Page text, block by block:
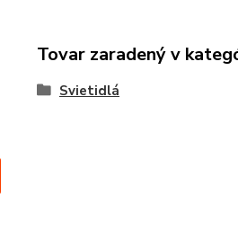
Tovar zaradený v
Svietidlá